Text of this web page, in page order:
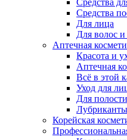
Средства
Средства
Для лица
Для волос и
Аптечная
Красота и
Аптечная
Всё в этой
Уход для
Для
Лубриканты
Корейская